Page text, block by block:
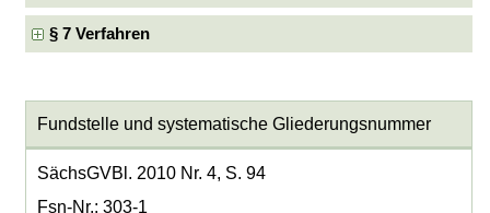
§ 7 Verfahren
Fundstelle und systematische Gliederungsnummer
SächsGVBl. 2010 Nr. 4, S. 94
Fsn-Nr.: 303-1